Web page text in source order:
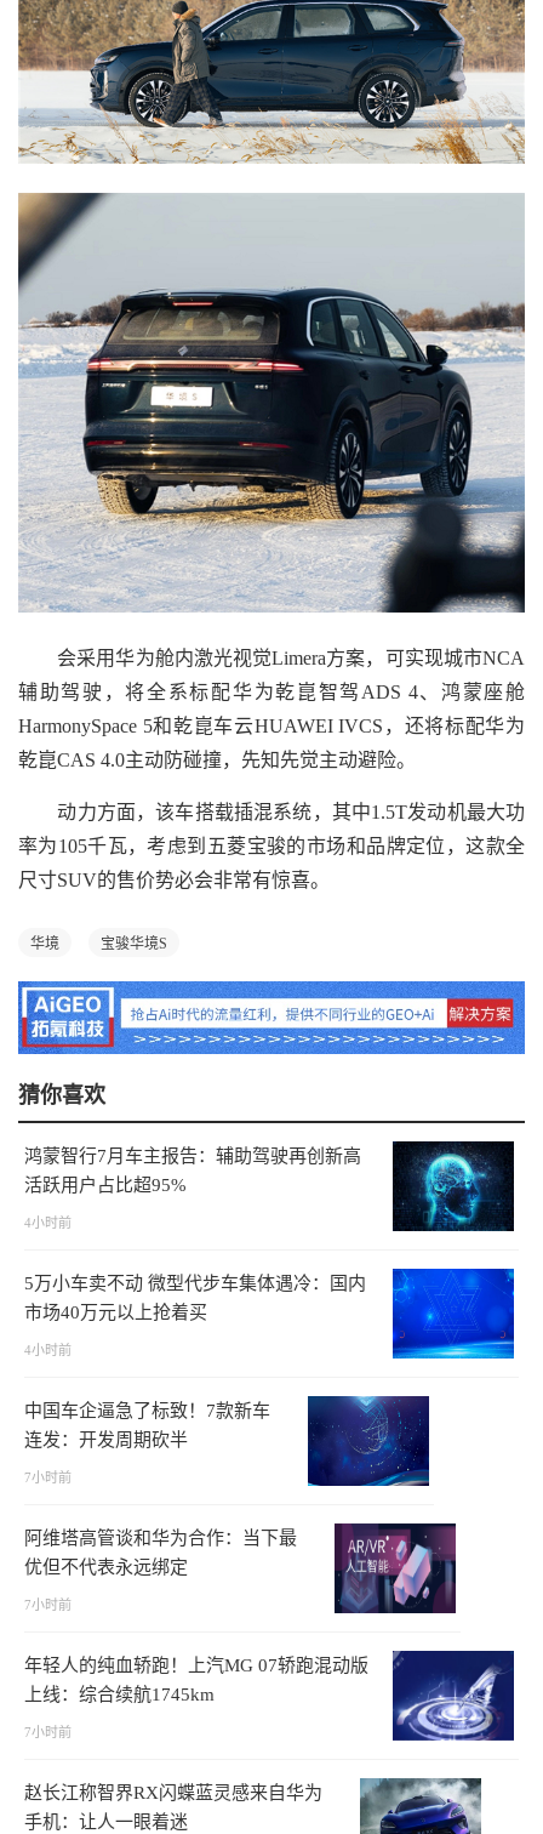
会采用华为舱内激光视觉Limera方案，可实现城市NCA
辅助驾驶，将全系标配华为乾崑智驾ADS 4、鸿蒙座舱
HarmonySpace 5和乾崑车云HUAWEI IVCS，还将标配华为
乾崑CAS 4.0主动防碰撞，先知先觉主动避险。
动力方面，该车搭载插混系统，其中1.5T发动机最大功
率为105千瓦，考虑到五菱宝骏的市场和品牌定位，这款全
尺寸SUV的售价势必会非常有惊喜。
华境 宝骏华境S
猜你喜欢
鸿蒙智行7月车主报告：辅助驾驶再创新高
活跃用户占比超95%
4小时前
5万小车卖不动 微型代步车集体遇冷：国内
市场40万元以上抢着买
4小时前
中国车企逼急了标致！7款新车
连发：开发周期砍半
7小时前
阿维塔高管谈和华为合作：当下最
优但不代表永远绑定
7小时前
年轻人的纯血轿跑！上汽MG 07轿跑混动版
上线：综合续航1745km
7小时前
赵长江称智界RX闪蝶蓝灵感来自华为
手机：让人一眼着迷